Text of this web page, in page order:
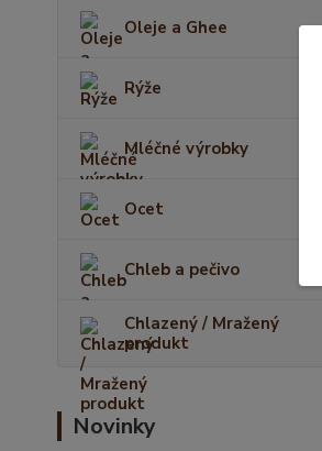
Oleje a Ghee
Rýže
Mléčné výrobky
Ocet
Chleb a pečivo
Chlazený / Mražený
produkt
Novinky